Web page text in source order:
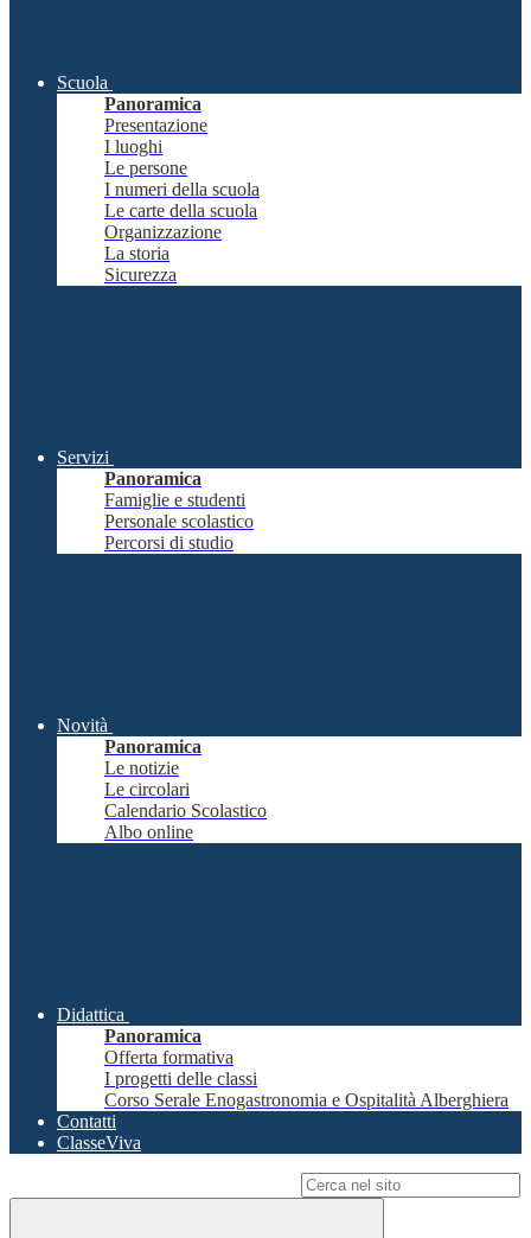
Scuola
Panoramica
Presentazione
I luoghi
Le persone
I numeri della scuola
Le carte della scuola
Organizzazione
La storia
Sicurezza
Servizi
Panoramica
Famiglie e studenti
Personale scolastico
Percorsi di studio
Novità
Panoramica
Le notizie
Le circolari
Calendario Scolastico
Albo online
Didattica
Panoramica
Offerta formativa
I progetti delle classi
Corso Serale Enogastronomia e Ospitalità Alberghiera
Contatti
ClasseViva